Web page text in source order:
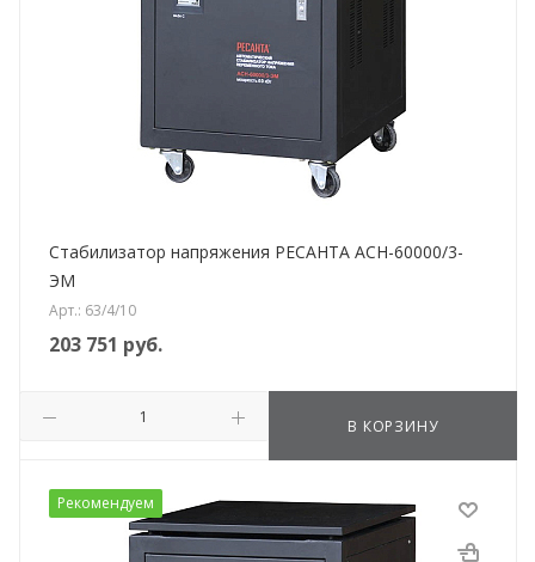
Стабилизатор напряжения РЕСАНТА АСН-60000/3-
ЭМ
Арт.: 63/4/10
203 751 руб.
В КОРЗИНУ
Рекомендуем